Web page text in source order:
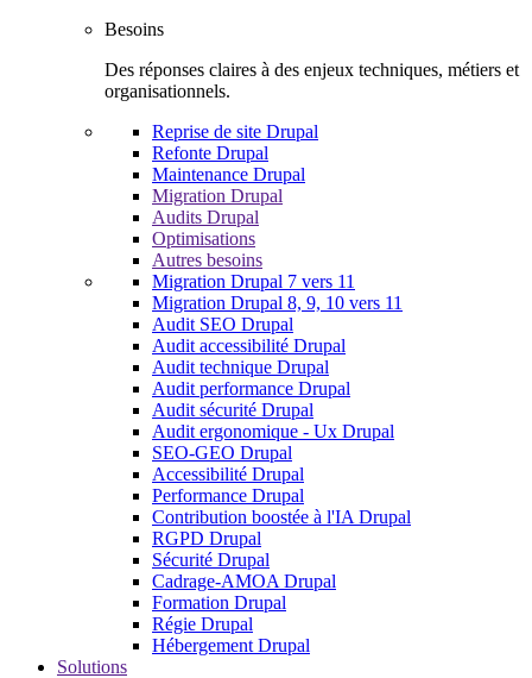
Besoins
Des réponses claires à des enjeux techniques, métiers et
organisationnels.
Reprise de site Drupal
Refonte Drupal
Maintenance Drupal
Migration Drupal
Audits Drupal
Optimisations
Autres besoins
Migration Drupal 7 vers 11
Migration Drupal 8, 9, 10 vers 11
Audit SEO Drupal
Audit accessibilité Drupal
Audit technique Drupal
Audit performance Drupal
Audit sécurité Drupal
Audit ergonomique - Ux Drupal
SEO-GEO Drupal
Accessibilité Drupal
Performance Drupal
Contribution boostée à l'IA Drupal
RGPD Drupal
Sécurité Drupal
Cadrage-AMOA Drupal
Formation Drupal
Régie Drupal
Hébergement Drupal
Solutions